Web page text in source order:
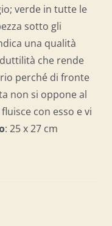
verde in tutte le
sotto gli
una qualità
che rende
perché di fronte
non si oppone al
con esso e vi
: 25 x 27 cm